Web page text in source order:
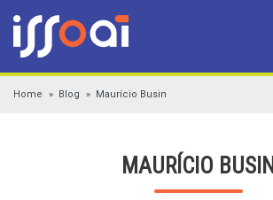
Home Blog Maurício Busin
MAURÍCIO BUSIN